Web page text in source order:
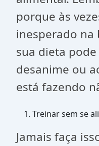
porque às
inesperado na
sua dieta
desanime ou
está fazendo
Treinar sem se
Jamais faça